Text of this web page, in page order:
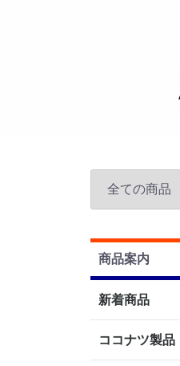
商品案内
新着商品
ココナツ製品